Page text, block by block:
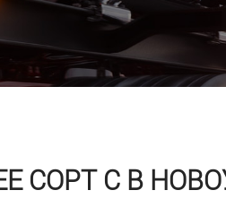
СОРТ С В